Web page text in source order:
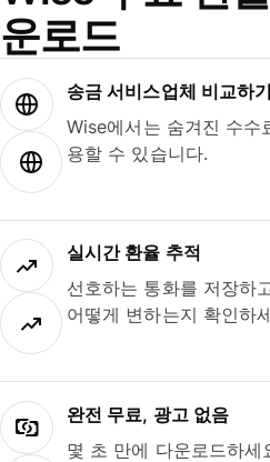
운로드
송금 서비스업체 비교하기
Wise에서는 숨겨진 수수
용할 수 있습니다.
실시간 환율 추적
선호하는 통화를 저장하
어떻게 변하는지 확인하
완전 무료, 광고 없음
몇 초 만에 다운로드하